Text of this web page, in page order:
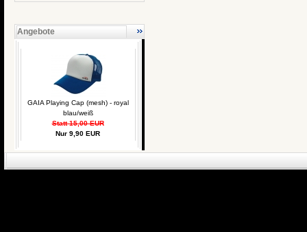
Angebote
GAIA Playing Cap (mesh) - royal
blau/weiß
Statt 15,00 EUR
Nur 9,90 EUR